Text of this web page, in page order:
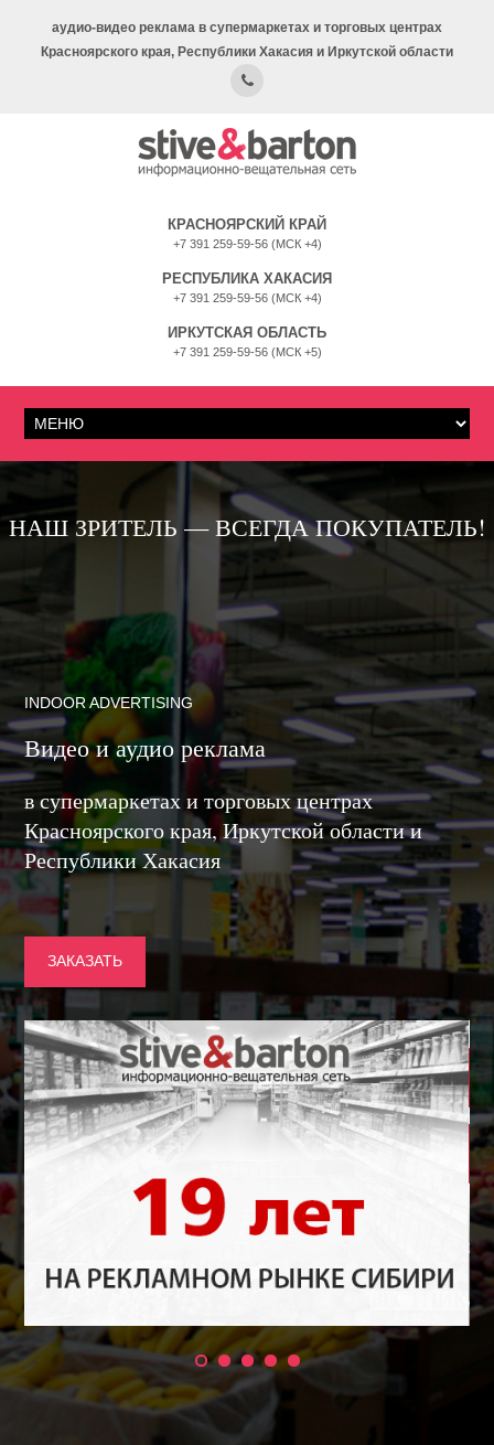
аудио-видео реклама в супермаркетах и торговых центрах
Красноярского края, Республики Хакасия и Иркутской области
КРАСНОЯРСКИЙ КРАЙ
+7 391 259-59-56 (МСК +4)
РЕСПУБЛИКА ХАКАСИЯ
+7 391 259-59-56 (МСК +4)
ИРКУТСКАЯ ОБЛАСТЬ
+7 391 259-59-56 (МСК +5)
НАШ ЗРИТЕЛЬ — ВСЕГДА ПОКУПАТЕЛЬ!
INDOOR ADVERTISING
Видео и аудио реклама
в супермаркетах и торговых центрах
Красноярского края, Иркутской области и
Республики Хакасия
ЗАКАЗАТЬ